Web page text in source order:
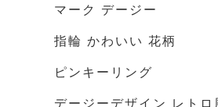
マーク デージー
指輪 かわいい 花柄
ピンキーリング
デージーデザイン レト